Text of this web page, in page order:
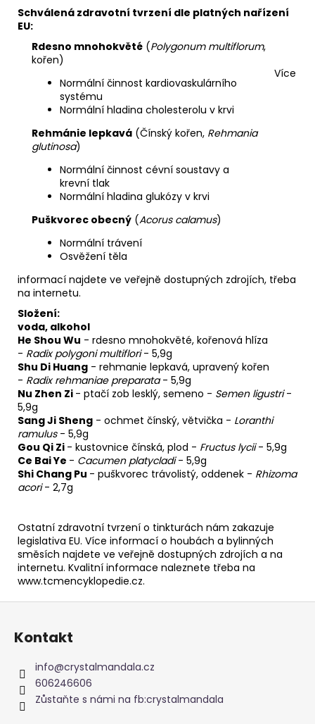
Schválená zdravotní tvrzení dle platných nařízení
EU:
Rdesno mnohokvěté (Polygonum multiflorum,
kořen)
Normální činnost kardiovaskulárního
systému
Normální hladina cholesterolu v krvi
Rehmánie lepkavá (Čínský kořen, Rehmania
glutinosa)
Normální činnost cévní soustavy a
krevní tlak
Normální hladina glukózy v krvi
Puškvorec obecný (Acorus calamus)
Normální trávení
Osvěžení těla
Více
informací najdete ve veřejně dostupných zdrojích, třeba
na internetu.
Složení:
voda, alkohol
He Shou Wu - rdesno mnohokvěté, kořenová hlíza
- Radix polygoni multiflori- 5,9g
Shu Di Huang - rehmanie lepkavá, upravený kořen
- Radix rehmaniae preparata- 5,9g
Nu Zhen Zi - ptačí zob lesklý, semeno - Semen ligustri-
5,9g
Sang Ji Sheng - ochmet čínský, větvička - Loranthi
ramulus- 5,9g
Gou Qi Zi - kustovnice čínská, plod - Fructus lycii- 5,9g
Ce Bai Ye - Cacumen platycladi- 5,9g
Shi Chang Pu - puškvorec trávolistý, oddenek - Rhizoma
acori- 2,7g
Ostatní zdravotní tvrzení o tinkturách nám zakazuje
legislativa EU. Více informací o houbách a bylinných
směsích najdete ve veřejně dostupných zdrojích a na
internetu. Kvalitní informace naleznete třeba na
www.tcmencyklopedie.cz.
Z
Kontakt
info@crystalmandala.cz
606246606
Zůstaňte s námi na fb:crystalmandala